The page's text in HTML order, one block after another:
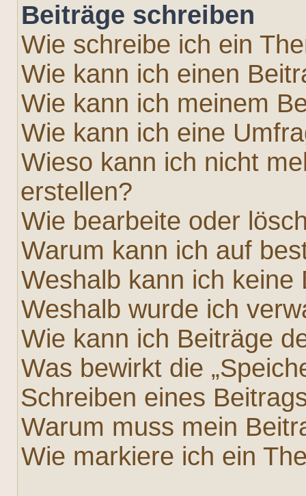
Beiträge schreiben
Wie schreibe ich ein
Wie kann ich einen
Wie kann ich meinem
Wie kann ich eine
Wieso kann ich nicht
erstellen?
Wie bearbeite oder
Warum kann ich auf
Weshalb kann ich keine
Weshalb wurde ich
Wie kann ich Beiträge
Was bewirkt die
Schreiben eines
Warum muss mein
Wie markiere ich ein